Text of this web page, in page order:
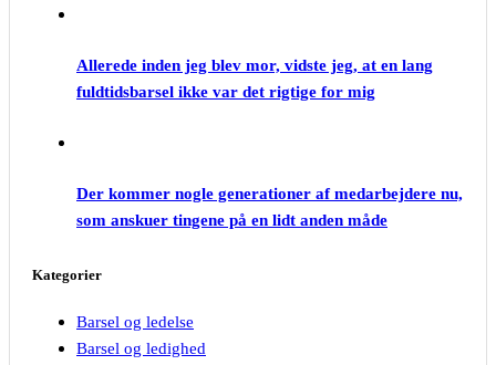
Allerede inden jeg blev mor, vidste jeg, at en lang
fuldtidsbarsel ikke var det rigtige for mig
Der kommer nogle generationer af medarbejdere nu,
som anskuer tingene på en lidt anden måde
Kategorier
Barsel og ledelse
Barsel og ledighed